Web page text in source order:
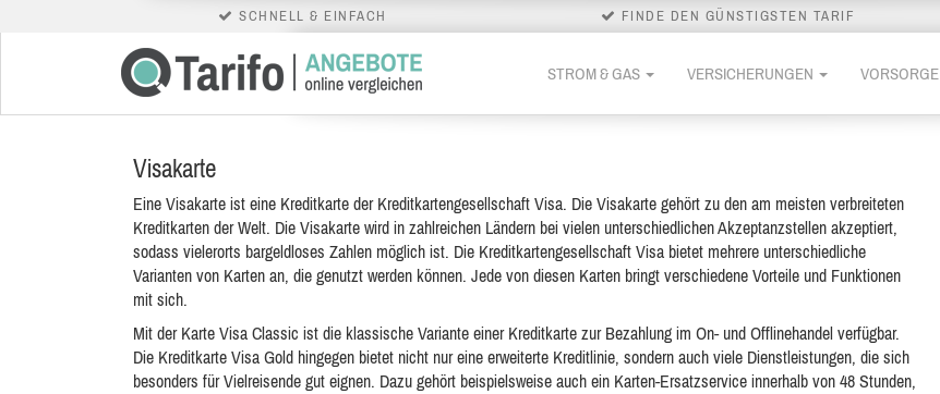
SCHNELL & EINFACH FINDE DEN GÜNSTIGSTEN TARIF
STROM & GAS VERSICHERUNGEN VORSORGE
Visakarte
Eine Visakarte ist eine Kreditkarte der Kreditkartengesellschaft Visa. Die Visakarte gehört zu den am meisten verbreiteten
Kreditkarten der Welt. Die Visakarte wird in zahlreichen Ländern bei vielen unterschiedlichen Akzeptanzstellen akzeptiert,
sodass vielerorts bargeldloses Zahlen möglich ist. Die Kreditkartengesellschaft Visa bietet mehrere unterschiedliche
Varianten von Karten an, die genutzt werden können. Jede von diesen Karten bringt verschiedene Vorteile und Funktionen
mit sich.
Mit der Karte Visa Classic ist die klassische Variante einer Kreditkarte zur Bezahlung im On- und Offlinehandel verfügbar.
Die Kreditkarte Visa Gold hingegen bietet nicht nur eine erweiterte Kreditlinie, sondern auch viele Dienstleistungen, die sich
besonders für Vielreisende gut eignen. Dazu gehört beispielsweise auch ein Karten-Ersatzservice innerhalb von 48 Stunden,